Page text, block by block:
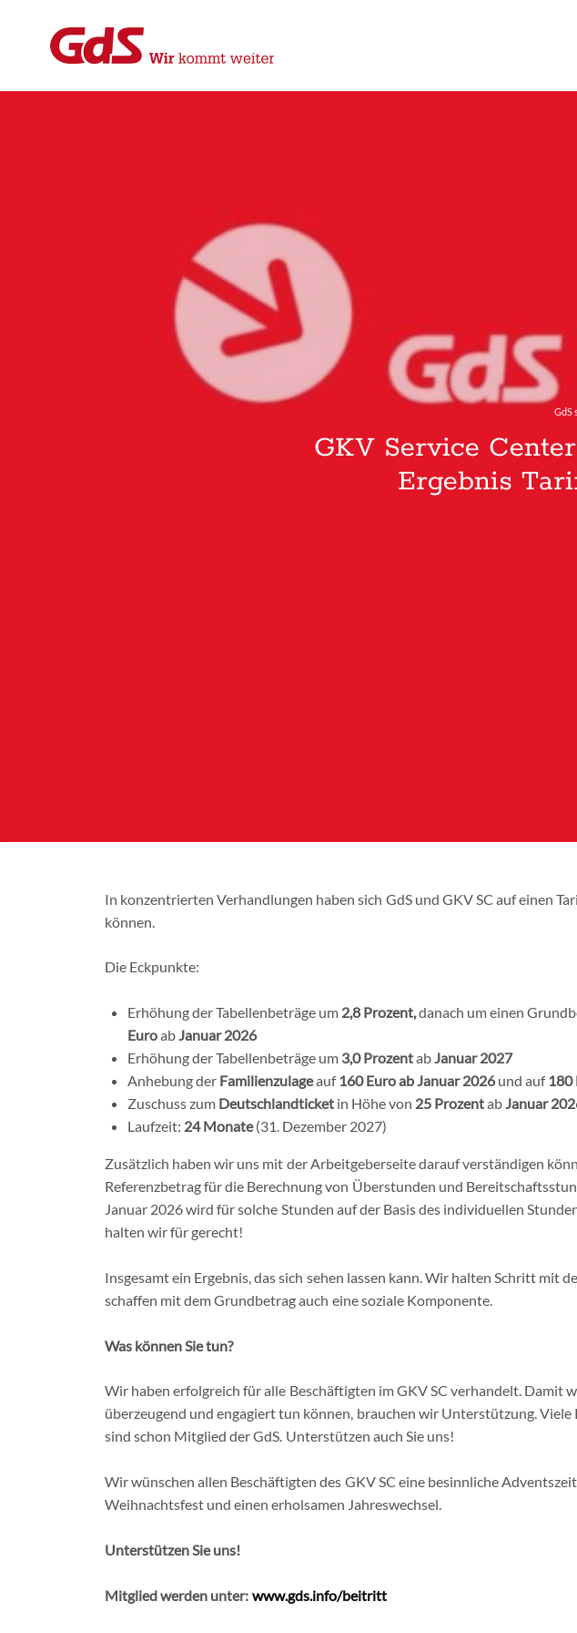
GdS
GKV Service
Ergebnis
In konzentrierten Verhandlungen haben sich GdS und GKV SC auf einen
können.
Die Eckpunkte:
Erhöhung der Tabellenbeträge um 2,8 Prozent,danach um einen
EuroabJanuar 2026
Erhöhung der Tabellenbeträge um 3,0ProzentabJanuar 2027
Anhebung der Familienzulageauf160 Euroab Januar 2026und auf180
Zuschuss zum Deutschlandticket in Höhe von 25 ProzentabJanuar
Laufzeit: 24 Monate(31. Dezember 2027)
Zusätzlich haben wir uns mit der Arbeitgeberseite darauf verständigen
Referenzbetrag für die Berechnung von Überstunden und
Januar 2026 wird für solche Stunden auf der Basis des individuellen
halten wir für gerecht!
Insgesamt ein Ergebnis, das sich sehen lassen kann. Wir halten Schritt mit
schaffen mit dem Grundbetrag auch eine soziale Komponente.
Was können Sie tun?
Wir haben erfolgreich für alle Beschäftigten im GKV SC verhandelt. Damit
überzeugend und engagiert tun können, brauchen wir Unterstützung.
sind schon Mitglied der GdS. Unterstützen auch Sie uns!
Wir wünschen allen Beschäftigten des GKV SC eine besinnliche
Weihnachtsfest und einen erholsamen Jahreswechsel.
Unterstützen Sie uns!
Mitglied werden unter: www.gds.info/beitritt